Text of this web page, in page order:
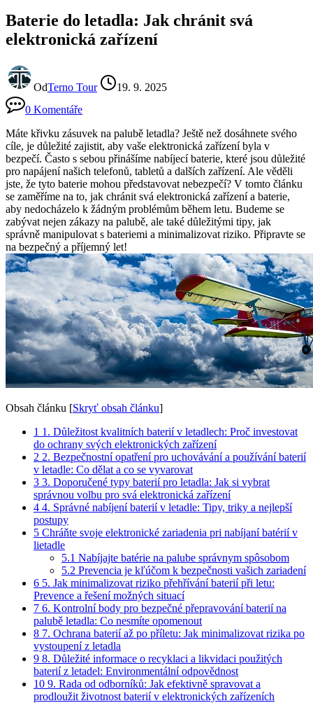
Baterie do letadla: Jak chránit svá
elektronická zařízení
OdTerno Tour
19. 9. 2025
0 Komentáře
Máte křivku zásuvek na palubě letadla? Ještě než dosáhnete svého
cíle, je důležité zajistit, aby vaše elektronická zařízení byla v
bezpečí. Často s sebou přinášíme nabíjecí baterie, které jsou důležité
pro napájení našich telefonů, tabletů a dalších zařízení. Ale věděli
jste, že tyto baterie mohou představovat nebezpečí? V tomto článku
se zaměříme na to, jak chránit svá elektronická zařízení a baterie,
aby nedocházelo k žádným problémům během letu. Budeme se
zabývat nejen zákazy na palubě, ale také důležitými tipy, jak
správně manipulovat s bateriemi a minimalizovat riziko. Připravte se
na bezpečný a příjemný let!
Obsah článku [Skryť obsah článku]
1 1. Důležitost kvalitních baterií v letadlech: Proč investovat
do ochrany svých elektronických zařízení
2 2. Bezpečnostní opatření pro uchovávání a používání baterií
v letadle: Co dělat a co se vyvarovat
3 3. Doporučené typy baterií pro letadla: Jak si vybrat
správnou volbu pro svá elektronická zařízení
4 4. Správné nabíjení baterií v letadle: Tipy, triky a nejlepší
postupy
5 Chráňte svoje elektronické zariadenia pri nabíjaní batérií v
lietadle
5.1 Nabíjajte batérie na palube správnym spôsobom
5.2 Prevencia je kľúčom k bezpečnosti vašich zariadení
6 5. Jak minimalizovat riziko přehřívání baterií při letu:
Prevence a řešení možných situací
7 6. Kontrolní body pro bezpečné přepravování baterií na
palubě letadla: Co nesmíte opomenout
8 7. Ochrana baterií až po příletu: Jak minimalizovat rizika po
vystoupení z letadla
9 8. Důležité informace o recyklaci a likvidaci použitých
baterií z letadel: Environmentální odpovědnost
10 9. Rada od odborníků: Jak efektivně spravovat a
prodloužit životnost baterií v elektronických zařízeních